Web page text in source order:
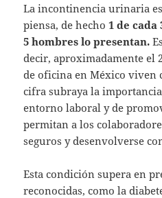
La incontinencia urinaria
piensa, de hecho1 de cada
5 hombres lo presentan.Es
decir, aproximadamente el
de oficina en México viven
cifra subraya la
entorno laboral y de
permitan a los
seguros y desenvolverse
Esta condición supera en
reconocidas, como la